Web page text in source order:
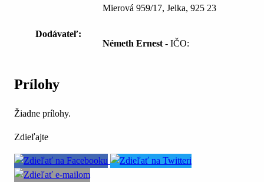
Mierová 959/17, Jelka, 925 23
Dodávateľ:
Németh Ernest - IČO:
Prílohy
Žiadne prílohy.
Zdieľajte